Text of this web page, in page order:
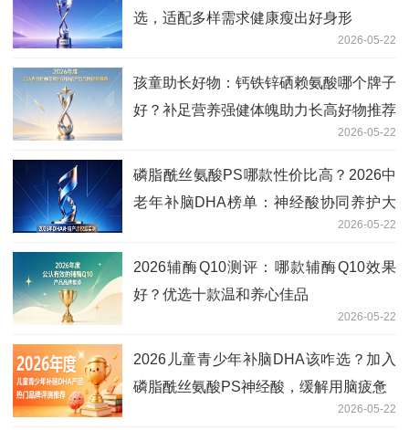
选，适配多样需求健康瘦出好身形
2026-05-22
孩童助长好物：钙铁锌硒赖氨酸哪个牌子
好？补足营养强健体魄助力长高好物推荐
2026-05-22
磷脂酰丝氨酸PS哪款性价比高？2026中
老年补脑DHA榜单：神经酸协同养护大
2026-05-22
2026辅酶Q10测评：哪款辅酶Q10效果
好？优选十款温和养心佳品
2026-05-22
2026儿童青少年补脑DHA该咋选？加入
磷脂酰丝氨酸PS神经酸，缓解用脑疲惫
2026-05-22